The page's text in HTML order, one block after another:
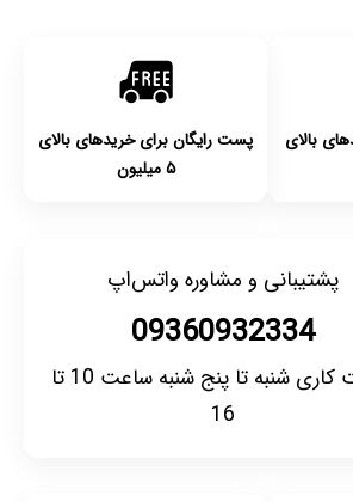
بالای
پست رایگان برای خریدهای بالای
۵ میلیون
پشتیبانی و مشاوره واتس‌اپ
09360932334
ساعت کاری شنبه تا پنج شنبه ساعت 10 تا
16